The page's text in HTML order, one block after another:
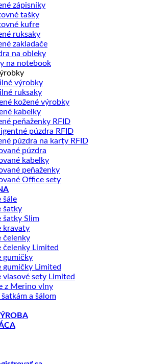
zápisníky
tašky
kufre
ruksaky
zakladače
na obleky
na notebook
výrobky
ruksaky
kožené výrobky
kabelky
peňaženky RFID
púzdra RFID
púzdra na karty RFID
púzdra
kabelky
peňaženky
Office sety
šále
šatky
šatky Slim
kravaty
čelenky
čelenky Limited
gumičky
gumičky Limited
vlasové sety Limited
z Merino vlny
a šálom